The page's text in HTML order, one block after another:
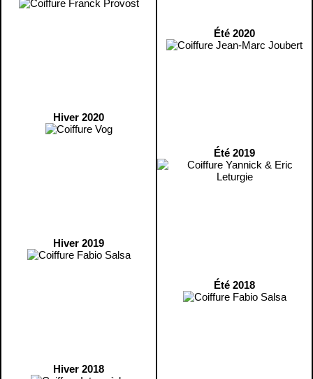
Hiver 2020
Hiver 2019
Hiver 2018
Été 2020
Été 2019
Été 2018